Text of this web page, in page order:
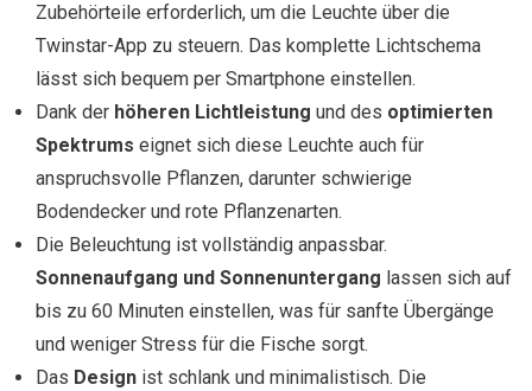
Zubehörteile erforderlich, um die Leuchte über die
Twinstar-App zu steuern. Das komplette Lichtschema
lässt sich bequem per Smartphone einstellen.
Dank der höheren Lichtleistung und des optimierten
Spektrums eignet sich diese Leuchte auch für
anspruchsvolle Pflanzen, darunter schwierige
Bodendecker und rote Pflanzenarten.
Die Beleuchtung ist vollständig anpassbar.
Sonnenaufgang und Sonnenuntergang lassen sich auf
bis zu 60 Minuten einstellen, was für sanfte Übergänge
und weniger Stress für die Fische sorgt.
Das Design ist schlank und minimalistisch. Die